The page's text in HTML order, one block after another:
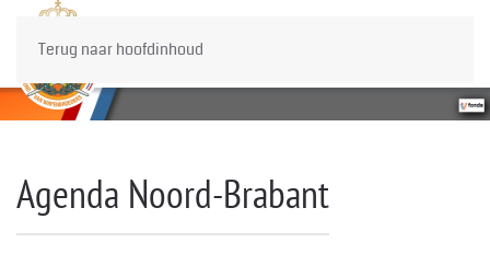
Terug naar hoofdinhoud
Agenda Noord-Brabant